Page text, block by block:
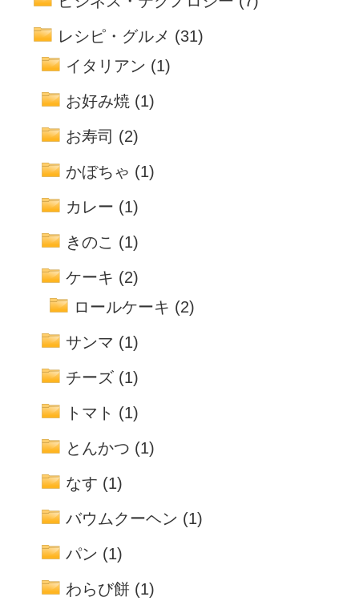
レシピ・グルメ (31)
イタリアン (1)
お好み焼 (1)
お寿司 (2)
かぼちゃ (1)
カレー (1)
きのこ (1)
ケーキ (2)
ロールケーキ (2)
サンマ (1)
チーズ (1)
トマト (1)
とんかつ (1)
なす (1)
バウムクーヘン (1)
パン (1)
わらび餅 (1)